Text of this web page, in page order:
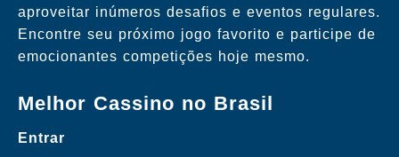
aproveitar inúmeros desafios e eventos regulares.
Encontre seu próximo jogo favorito e participe de
emocionantes competições hoje mesmo.
Melhor Cassino no Brasil
Entrar